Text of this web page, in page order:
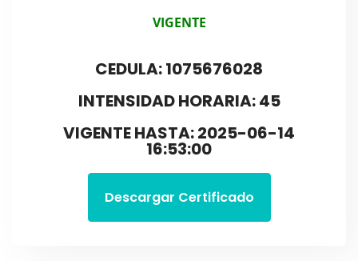
VIGENTE
CEDULA: 1075676028
INTENSIDAD HORARIA: 45
VIGENTE HASTA: 2025-06-14
16:53:00
Descargar Certificado